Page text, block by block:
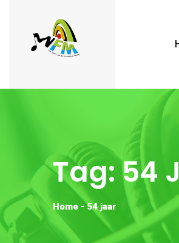
Tag:54
Home -54 jaar